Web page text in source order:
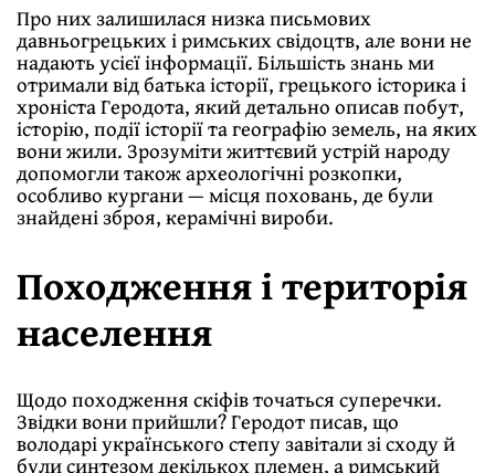
Про них залишилася низка письмових
давньогрецьких і римських свідоцтв, але вони не
надають усiєї iнформацiї. Бiльшiсть знань ми
отримали від батька історії, грецького історика i
хроніста Геродота, який детально описав побут,
iсторiю, події історії та географiю земель, на яких
вони жили. Зрозуміти життєвий устрій народу
допомогли також археологiчнi розкопки,
особливо кургани — місця поховань, де були
знайдені зброя, керамічні вироби.
Походження i територія
населення
Щодо походження скіфів точаться суперечки.
Звідки вони прийшли? Геродот писав, що
володарі українського степу завітали зі сходу й
були синтезом декількох племен, а римський